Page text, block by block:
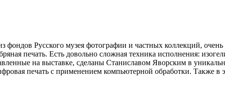
фондов Русского музея фотографии и частных коллекций,
печать. Есть довольно сложная техника исполнения:
на выставке, сделаны Станиславом Яворским в
печать с применением компьютерной обработки. Также